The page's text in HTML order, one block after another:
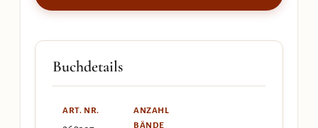
Buchdetails
ART. NR.
ANZAHL
BÄNDE